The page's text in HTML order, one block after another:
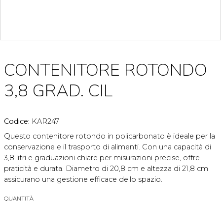
CONTENITORE ROTONDO
3,8 GRAD. CIL
Codice: KAR247
Questo contenitore rotondo in policarbonato è ideale per la
conservazione e il trasporto di alimenti. Con una capacità di
3,8 litri e graduazioni chiare per misurazioni precise, offre
praticità e durata. Diametro di 20,8 cm e altezza di 21,8 cm
assicurano una gestione efficace dello spazio.
QUANTITÀ